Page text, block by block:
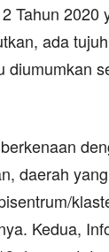
Tahun 2020
ada
diumumkan
daerah
Kedua,